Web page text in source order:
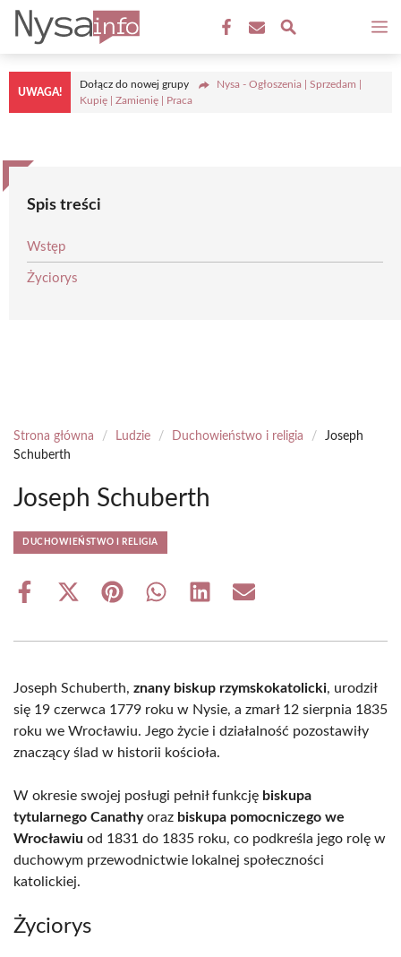
Przejdź
treści
UWAGA!
Dołącz do nowej grupy
Nysa - Ogłoszenia | Sprzedam |
Kupię | Zamienię | Praca
Spis treści
Wstęp
Życiorys
Strona główna / Ludzie / Duchowieństwo i religia /
Joseph
Schuberth
Joseph Schuberth
DUCHOWIEŃSTWO I RELIGIA
Share
Share
(Twitter)
Share Share Share Share
Joseph Schuberth, znany biskup rzymskokatolicki, urodził
się 19 czerwca 1779 roku w Nysie, a zmarł 12 sierpnia 1835
roku we Wrocławiu. Jego życie i działalność pozostawiły
znaczący ślad w historii kościoła.
W okresie swojej posługi pełnił funkcję biskupa
tytularnego Canathyoraz biskupa pomocniczego we
Wrocławiu od 1831 do 1835 roku, co podkreśla jego rolę w
duchowym przewodnictwie lokalnej społeczności
katolickiej.
Życiorys